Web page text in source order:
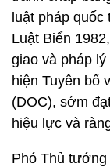
luật pháp
Luật Biển
giao và pháp
hiện Tuyên bố
(DOC), sớm
hiệu lực và
Phó Thủ